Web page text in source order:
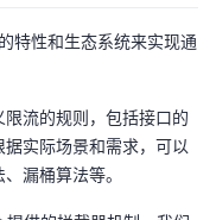
特性和生态系统来实现通
流的规则，包括接口的
实际场景和需求，可以
漏桶算法等。